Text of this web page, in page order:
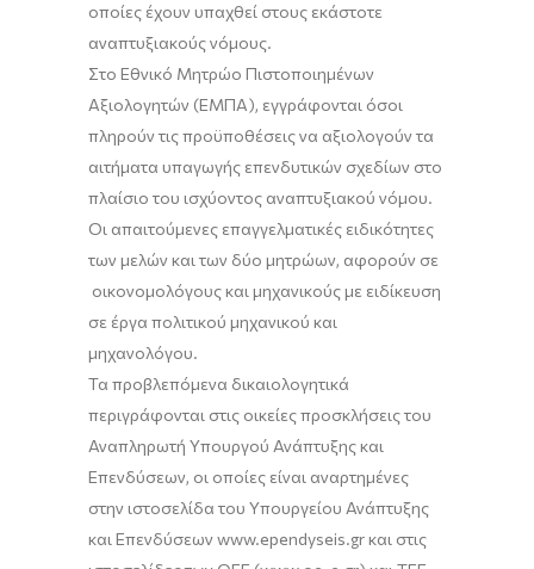
οποίες έχουν υπαχθεί στους εκάστοτε
αναπτυξιακούς νόμους.
Στο Εθνικό Μητρώο Πιστοποιημένων
Αξιολογητών (ΕΜΠΑ), εγγράφονται όσοι
πληρούν τις προϋποθέσεις να αξιολογούν τα
αιτήματα υπαγωγής επενδυτικών σχεδίων στο
πλαίσιο του ισχύοντος αναπτυξιακού νόμου.
Οι απαιτούμενες επαγγελματικές ειδικότητες
των μελών και των δύο μητρώων, αφορούν σε
οικονομολόγους και μηχανικούς με ειδίκευση
σε έργα πολιτικού μηχανικού και
μηχανολόγου.
Τα προβλεπόμενα δικαιολογητικά
περιγράφονται στις οικείες προσκλήσεις του
Αναπληρωτή Υπουργού Ανάπτυξης και
Επενδύσεων, οι οποίες είναι αναρτημένες
στην ιστοσελίδα του Υπουργείου Ανάπτυξης
και Επενδύσεων www.ependyseis.gr και στις